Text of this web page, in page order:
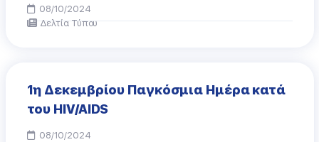
08/10/2024
Δελτία Τύπου
1η Δεκεμβρίου Παγκόσμια Ημέρα κατά
του HIV/AIDS
08/10/2024